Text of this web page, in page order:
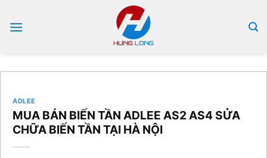
qua
ADLEE
MUA BÁN BIẾN TẦN ADLEE AS2 AS4 SỬA
CHỮA BIẾN TẦN TẠI HÀ NỘI